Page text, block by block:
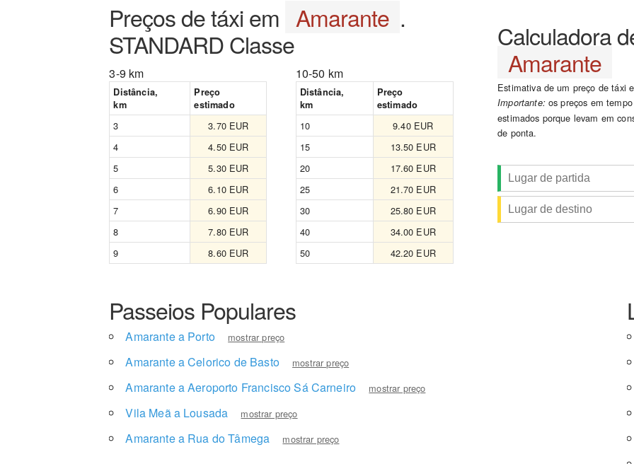
Preços de táxi em Amarante .
STANDARD Classe
3-9 km
Distância,
km
Preço
estimado
3
3.70 EUR
4
4.50 EUR
5
5.30 EUR
6
6.10 EUR
7
6.90 EUR
8
7.80 EUR
9
8.60 EUR
10-50 km
Distância,
km
Preço
estimado
10
9.40 EUR
15
13.50 EUR
20
17.60 EUR
25
21.70 EUR
30
25.80 EUR
40
34.00 EUR
50
42.20 EUR
Calculadora
Amarante
Estimativa de um preço de táxi
Importante:os preços em
estimados porque levam em
de ponta.
Passeios Populares
Amarante a Porto mostrar preço
Amarante a Celorico de Basto mostrar preço
Amarante a Aeroporto Francisco Sá Carneiro mostrar preço
Vila Meã a Lousada mostrar preço
Amarante a Rua do Tâmega mostrar preço